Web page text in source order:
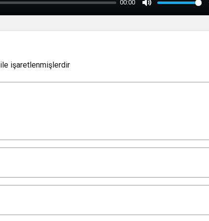
00:00
Mute
ile işaretlenmişlerdir